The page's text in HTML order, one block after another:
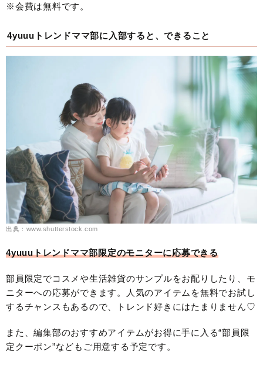
※会費は無料です。
4yuuuトレンドママ部に入部すると、できること
出典：www.shutterstock.com
4yuuuトレンドママ部限定のモニターに応募できる
部員限定でコスメや生活雑貨のサンプルをお配りしたり、モ
ニターへの応募ができます。人気のアイテムを無料でお試し
するチャンスもあるので、トレンド好きにはたまりません♡
また、編集部のおすすめアイテムがお得に手に入る“部員限
定クーポン”などもご用意する予定です。